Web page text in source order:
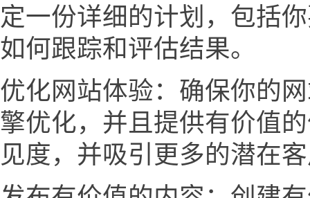
定一份详细的计划，包括
如何跟踪和评估结果。
优化网站体验：确保你的
擎优化，并且提供有价值
见度，并吸引更多的潜在